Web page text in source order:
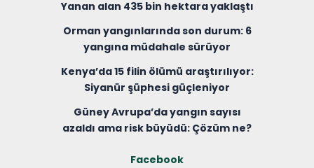
Yanan alan 435 bin hektara yaklaştı
Orman yangınlarında son durum: 6
yangına müdahale sürüyor
Kenya’da 15 filin ölümü araştırılıyor:
Siyanür şüphesi güçleniyor
Güney Avrupa’da yangın sayısı
azaldı ama risk büyüdü: Çözüm ne?
Facebook